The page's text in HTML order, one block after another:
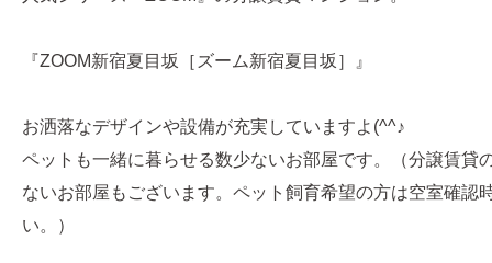
『ZOOM新宿夏目坂［ズーム新宿夏目坂］』
お洒落なデザインや設備が充実していますよ(^^♪
ペットも一緒に暮らせる数少ないお部屋です。（分譲賃貸
ないお部屋もございます。ペット飼育希望の方は空室確認
い。）